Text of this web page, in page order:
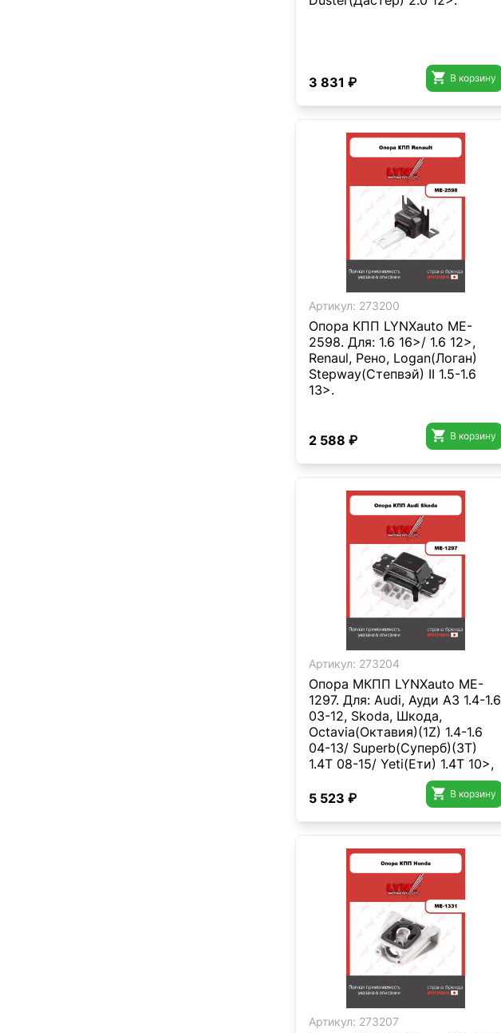
3 831 ₽  В корзину
Артикул: 273200
Опора КПП LYNXauto ME-
2598. Для: 1.6 16>/ 1.6 12>,
Renaul, Рено, Logan(Логан)
Stepway(Степвэй) II 1.5-1.6
13>.
2 588 ₽  В корзину
Артикул: 273204
Опора МКПП LYNXauto ME-
1297. Для: Audi, Ауди A3 1.4-1.6
03-12, Skoda, Шкода,
Octavia(Октавия)(1Z) 1.4-1.6
04-13/ Superb(Суперб)(3T)
1.4T 08-15/ Yeti(Ети) 1.4T 10>,
Caddy(Кадди) III.
5 523 ₽  В корзину
Артикул: 273207